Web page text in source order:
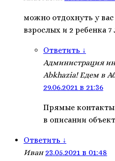
можно отдохнуть у вас
взрослых и 2 ребенка 7
Ответить ↓
Администрация
Abkhazia! Едем в
29.06.2021 в 21:36
Прямые
в описании
Ответить ↓
Иван 23.05.2021 в 01:48